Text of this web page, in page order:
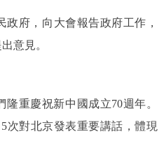
府，向大會報告政府工作，
意見。
重慶祝新中國成立70週年。
次對北京發表重要講話，體現